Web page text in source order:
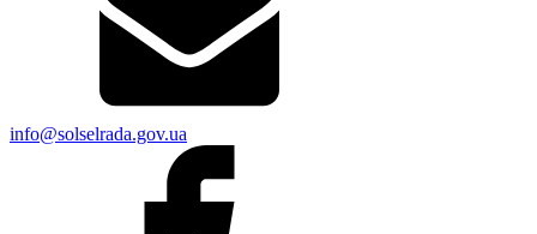
info@solselrada.gov.ua